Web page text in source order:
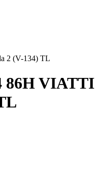
2 (V-134) TL
86H VIATTI